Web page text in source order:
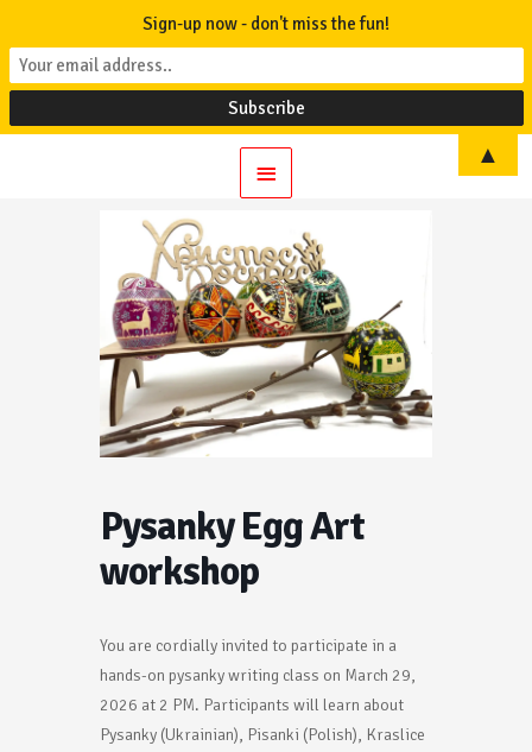
Main
Pysanky Egg Art
workshop
You are cordially invited to participate in a
hands-on pysanky writing class on March 29,
2026 at 2 PM. Participants will learn about
Pysanky (Ukrainian), Pisanki (Polish), Kraslice
Sign-up now - don't miss the fun!
▲